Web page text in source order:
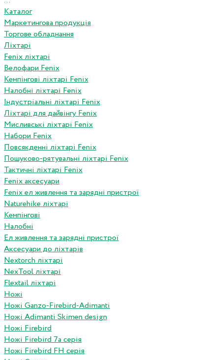
Каталог
Маркетингова продукція
Торгове обладнання
Ліхтарі
Fenix ліхтарі
Велофари Fenix
Кемпінгові ліхтарі Fenix
Налобні ліхтарі Fenix
Індустріальні ліхтарі Fenix
Ліхтарі для дайвінгу Fenix
Мисливські ліхтарі Fenix
Набори Fenix
Повсякденні ліхтарі Fenix
Пошуково-рятувальні ліхтарі Fenix
Тактичні ліхтарі Fenix
Fenix аксесуари
Fenix ел живлення та зарядні пристрої
Naturehike ліхтарі
Кемпінгові
Налобні
Ел живлення та зарядні пристрої
Аксесуари до ліхтарів
Nextorch ліхтарі
NexTool ліхтарі
Flextail ліхтарі
Ножі
Ножі Ganzo-Firebird-Adimanti
Ножі Adimanti Skimen design
Ножі Firebird
Ножі Firebird 7а серія
Ножі Firebird FH серія